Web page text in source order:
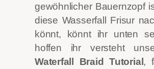
gewöhnlicher Bauernzopf
diese Wasserfall Frisur
könnt, könnt ihr unten
hoffen ihr versteht
Waterfall Braid Tutorial ,